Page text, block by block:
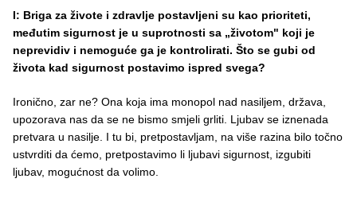
I: Briga za živote i zdravlje postavljeni su kao prioriteti,
međutim sigurnost je u suprotnosti sa „životom" koji je
neprevidiv i nemoguće ga je kontrolirati. Što se gubi od
života kad sigurnost postavimo ispred svega?
Ironično, zar ne? Ona koja ima monopol nad nasiljem, država,
upozorava nas da se ne bismo smjeli grliti. Ljubav se iznenada
pretvara u nasilje. I tu bi, pretpostavljam, na više razina bilo točno
ustvrditi da ćemo, pretpostavimo li ljubavi sigurnost, izgubiti
ljubav, mogućnost da volimo.